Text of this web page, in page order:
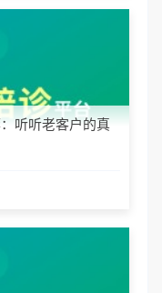
听听老客户的真